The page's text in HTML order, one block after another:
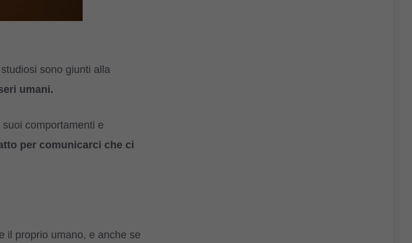
sono giunti alla
umani.
comportamenti e
per comunicarci che ci
il proprio umano, e anche se